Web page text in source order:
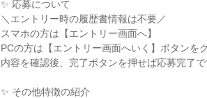
✨ 応募について
＼エントリー時の履歴書情報は不要／
スマホの方は【エントリー画面へ】
PCの方は【エントリー画面へいく】ボタンを
内容を確認後、完了ボタンを押せば応募完了で
✨ その他特徴の紹介